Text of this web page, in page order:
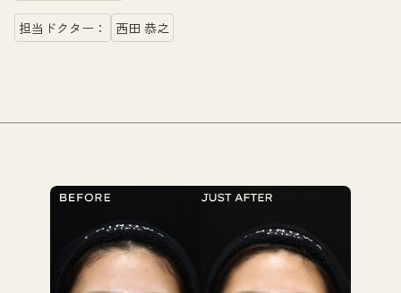
担当ドクター： 西田 恭之